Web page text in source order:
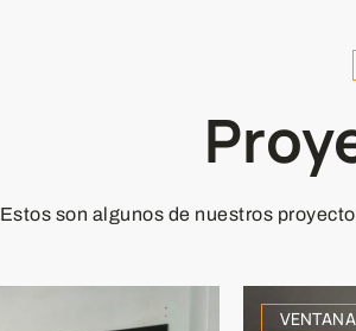
Estos son algunos de nuestros